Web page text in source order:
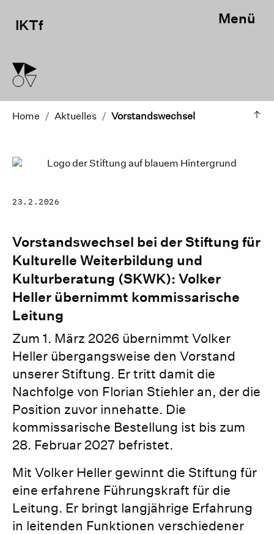
IKTf Menü
Home / Aktuelles / Vorstandswechsel
23.2.2026
Vorstandswechsel bei der Stiftung für
Kulturelle Weiterbildung und
Kulturberatung (SKWK): Volker
Heller übernimmt kommissarische
Leitung
Zum 1. März 2026 übernimmt Volker
Heller übergangsweise den Vorstand
unserer Stiftung. Er tritt damit die
Nachfolge von Florian Stiehler an, der die
Position zuvor innehatte. Die
kommissarische Bestellung ist bis zum
28. Februar 2027 befristet.
Mit Volker Heller gewinnt die Stiftung für
eine erfahrene Führungskraft für die
Leitung. Er bringt langjährige Erfahrung
in leitenden Funktionen verschiedener